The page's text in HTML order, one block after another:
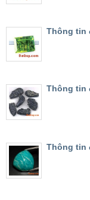
Thông tin
Thông tin
Thông tin